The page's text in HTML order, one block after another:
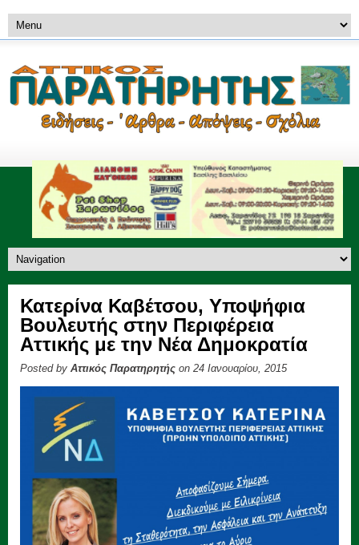
Κατερίνα Καβέτσου, Υποψήφια
Βουλευτής στην Περιφέρεια
Αττικής με την Νέα Δημοκρατία
Posted by Αττικός Παρατηρητής on 24 Ιανουαρίου, 2015